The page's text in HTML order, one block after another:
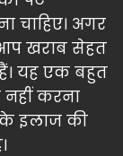
चाहिए। अगर
आप खराब सेहत
यह एक बहुत
करना
के इलाज की